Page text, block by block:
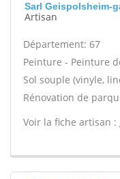
Sarl Geispolsheim-
Artisan
Département: 67
Peinture - Peinture
Sol souple (vinyle,
Rénovation de
Voir la fiche artisan :